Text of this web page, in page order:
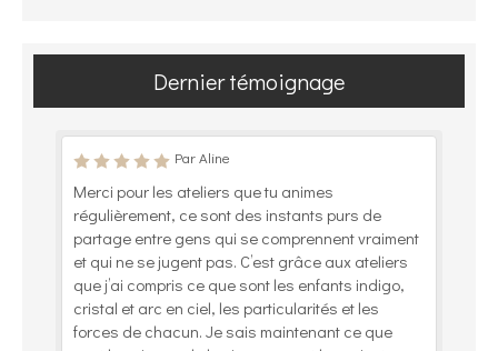
Dernier témoignage
Par Aline
Merci pour les ateliers que tu animes
régulièrement, ce sont des instants purs de
partage entre gens qui se comprennent vraiment
et qui ne se jugent pas. C’est grâce aux ateliers
que j’ai compris ce que sont les enfants indigo,
cristal et arc en ciel, les particularités et les
forces de chacun. Je sais maintenant ce que